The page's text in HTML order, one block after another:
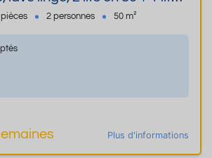
privée jardin avec
admis
2 personnes 50 m²
Plus d'informations